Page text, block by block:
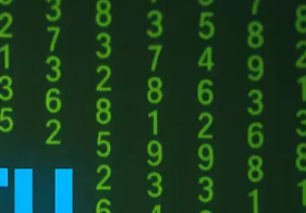
является лидером на рынке
операционных систем. Она имеет
и возможностей, которые
удобно работать на
достичь нужных результатов.
получить все преимущества и
Windows, необходимо купить
ключ. В Алагире можно приобрести